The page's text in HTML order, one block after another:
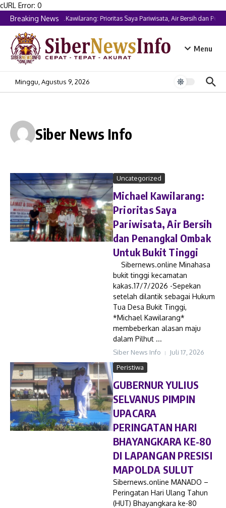
cURL Error: 0
Breaking NewsMichael Kawilarang: Prioritas Saya Pariwisata, Air Bersih dan
Menu
Minggu, Agustus 9, 2026
Siber News Info
Uncategorized
Michael Kawilarang:
Prioritas Saya
Pariwisata, Air Bersih
dan Penangkal Ombak
Untuk Bukit Tinggi
Sibernews.online Minahasa
bukit tinggi kecamatan
kakas.17/7/2026 -Sepekan
setelah dilantik sebagai Hukum
Tua Desa Bukit Tinggi,
*Michael Kawilarang*
membeberkan alasan maju
dalam Pilhut ...
Siber News Info
Juli 17, 2026
Peristiwa
GUBERNUR YULIUS
SELVANUS PIMPIN
UPACARA
PERINGATAN HARI
BHAYANGKARA KE-80
DI LAPANGAN PRESISI
MAPOLDA SULUT
Sibernews.online MANADO –
Peringatan Hari Ulang Tahun
(HUT) Bhayangkara ke-80